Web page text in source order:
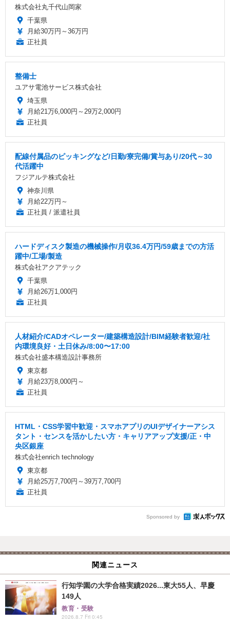
株式会社丸千代山岡家
千葉県
月給30万円～36万円
正社員
整備士
ユアサ電池サービス株式会社
埼玉県
月給21万6,000円～29万2,000円
正社員
配線付属品のピッキングなど/日勤/寮完備/賞与あり/20代～30
代活躍中
フジアルテ株式会社
神奈川県
月給22万円～
正社員 / 派遣社員
ハードディスク製造の機械操作/月収36.4万円/59歳までの方活
躍中/工場/製造
株式会社アクアテック
千葉県
月給26万1,000円
正社員
人材紹介/CADオペレーター/建築構造設計/BIM経験者歓迎/社
内環境良好・土日休み/8:00〜17:00
株式会社盛本構造設計事務所
東京都
月給23万8,000円～
正社員
HTML・CSS学習中歓迎・スマホアプリのUIデザイナーアシス
タント・センスを活かしたい方・キャリアアップ支援/正・中
央区銀座
株式会社enrich technology
東京都
月給25万7,700円～39万7,700円
正社員
Sponsored by
関連ニュース
行知学園の大学合格実績2026...東大55人、早慶
149人
教育・受験
2026.8.7 Fri 0:45